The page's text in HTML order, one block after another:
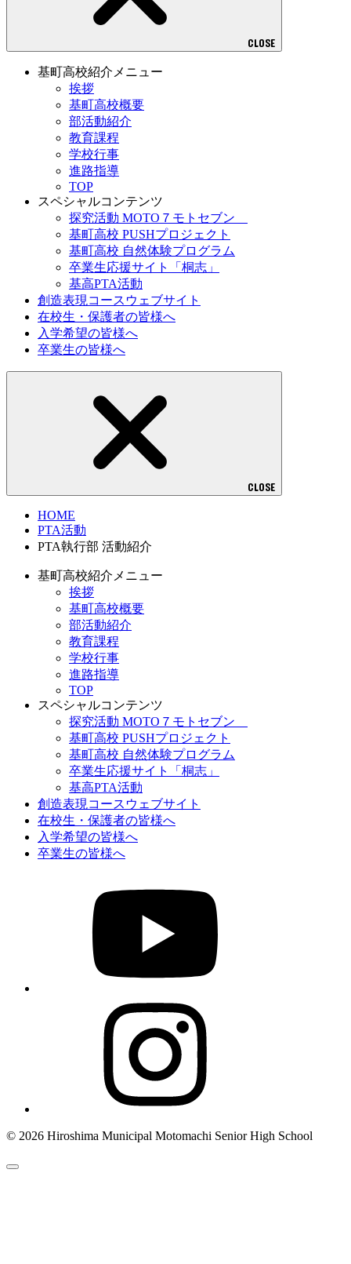
CLOSE
基町高校紹介メニュー
挨拶
基町高校概要
部活動紹介
教育課程
学校行事
進路指導
TOP
スペシャルコンテンツ
探究活動 MOTO７モトセブン
基町高校 PUSHプロジェクト
基町高校 自然体験プログラム
卒業生応援サイト「桐志」
基高PTA活動
創造表現コースウェブサイト
在校生・保護者の皆様へ
入学希望の皆様へ
卒業生の皆様へ
CLOSE
HOME
PTA活動
PTA執行部 活動紹介
基町高校紹介メニュー
挨拶
基町高校概要
部活動紹介
教育課程
学校行事
進路指導
TOP
スペシャルコンテンツ
探究活動 MOTO７モトセブン
基町高校 PUSHプロジェクト
基町高校 自然体験プログラム
卒業生応援サイト「桐志」
基高PTA活動
創造表現コースウェブサイト
在校生・保護者の皆様へ
入学希望の皆様へ
卒業生の皆様へ
© 2026 Hiroshima Municipal Motomachi Senior High School